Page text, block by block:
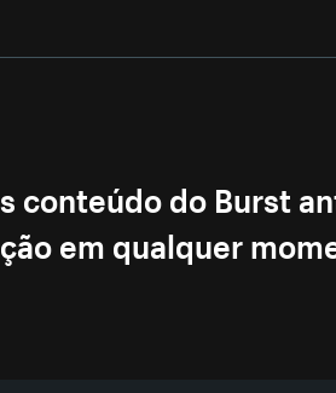
conteúdo do Burst
em qualquer